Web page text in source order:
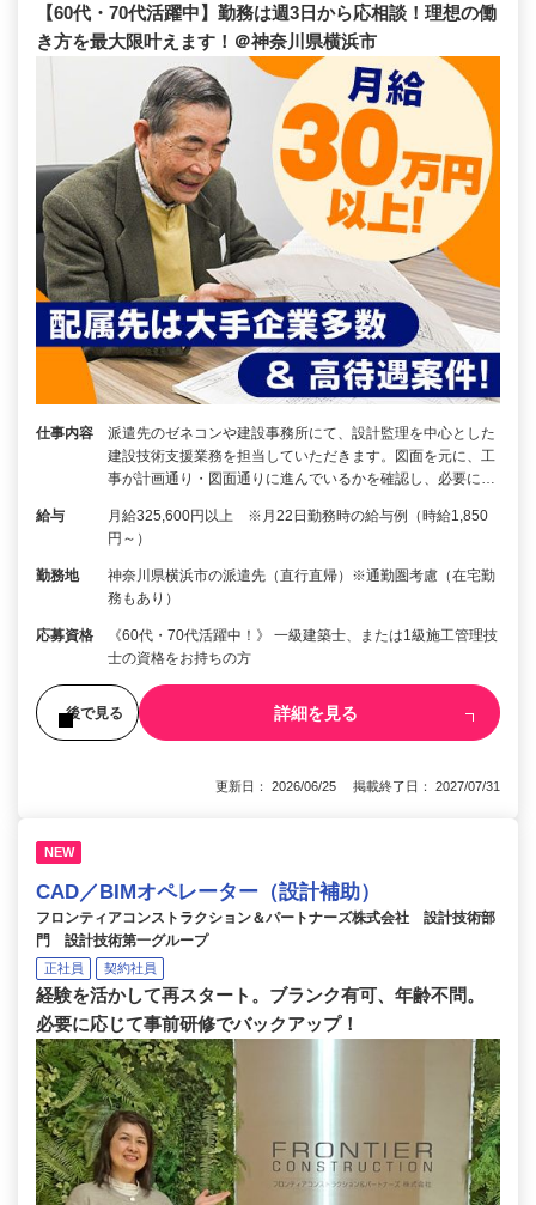
【60代・70代活躍中】勤務は週3日から応相談！理想の働
き方を最大限叶えます！＠神奈川県横浜市
仕事内容
派遣先のゼネコンや建設事務所にて、設計監理を中心とした
建設技術支援業務を担当していただきます。図面を元に、工
事が計画通り・図面通りに進んでいるかを確認し、必要に…
給与
月給325,600円以上 ※月22日勤務時の給与例（時給1,850
円～）
勤務地
神奈川県横浜市の派遣先（直行直帰）※通勤圏考慮（在宅勤
務もあり）
応募資格
《60代・70代活躍中！》 一級建築士、または1級施工管理技
士の資格をお持ちの方
後で見る 詳細を見る
更新日： 2026/06/25 掲載終了日： 2027/07/31
NEW
CAD／BIMオペレーター（設計補助）
フロンティアコンストラクション＆パートナーズ株式会社 設計技術部
門 設計技術第一グループ
正社員 契約社員
経験を活かして再スタート。ブランク有可、年齢不問。
必要に応じて事前研修でバックアップ！